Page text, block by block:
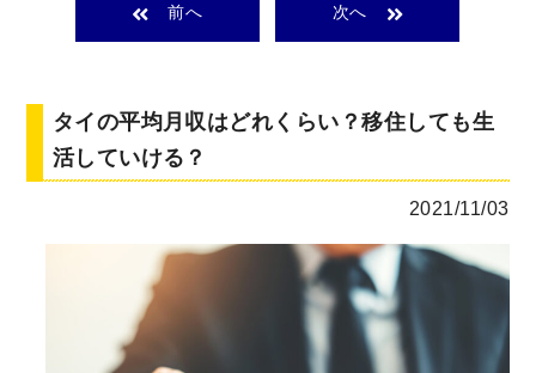
前へ 次へ
タイの平均月収はどれくらい？移住しても生
活していける？
2021/11/03